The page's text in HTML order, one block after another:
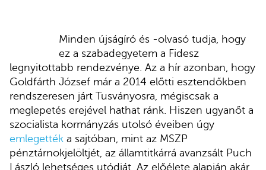
Minden újságíró és -olvasó tudja, hogy
ez a szabadegyetem a Fidesz
legnyitottabb rendezvénye. Az a hír azonban, hogy
Goldfárth József már a 2014 előtti esztendőkben
rendszeresen járt Tusványosra, mégiscsak a
meglepetés erejével hathat ránk. Hiszen ugyanőt a
szocialista kormányzás utolsó éveiben úgy
emlegették a sajtóban, mint az MSZP
pénztárnokjelöltjét, az államtitkárrá avanzsált Puch
László lehetséges utódját. Az előélete alapján akár